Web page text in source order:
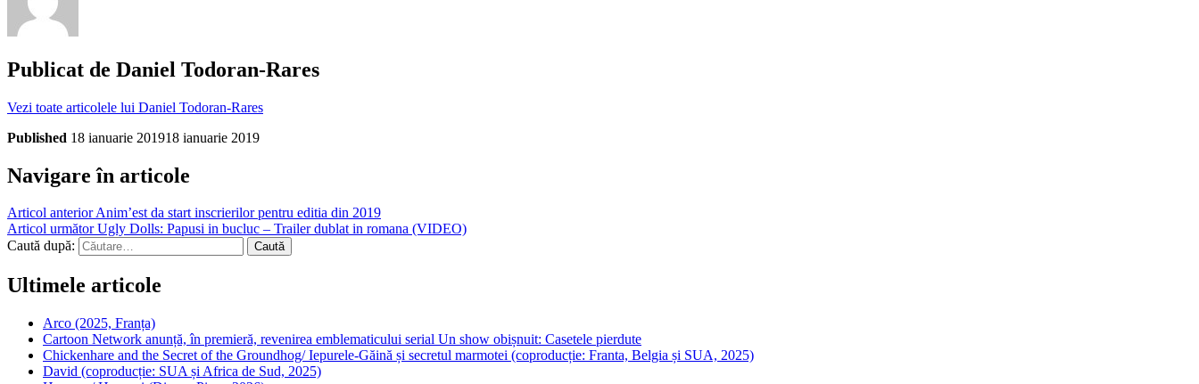
Publicat de Daniel Todoran-Rares
Vezi toate articolele lui Daniel Todoran-Rares
Published 18 ianuarie 201918 ianuarie 2019
Navigare în articole
Articol anteriorAnim’est da start inscrierilor pentru editia din 2019
Articol următorUgly Dolls: Papusi in bucluc – Trailer dublat in romana (VIDEO)
Caută după:
Ultimele articole
Arco (2025, Franța)
Cartoon Network anunță, în premieră, revenirea emblematicului serial Un show obișnuit: Casetele pierdute
Chickenhare and the Secret of the Groundhog/ Iepurele-Găină și secretul marmotei (coproducție: Franta, Belgia și SUA, 2025)
David (coproducție: SUA și Africa de Sud, 2025)